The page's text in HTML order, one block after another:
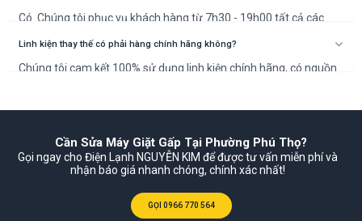
Có. Chúng tôi phục vụ khách hàng từ 7h30 - 19h00 tất cả các
đáp ứng nhu cầu cấp thiết của bạn.
Linh kiện thay thế có phải hàng chính hãng không?
Chúng tôi cam kết 100% sử dụng linh kiện chính hãng, có nguồn
Cần Sửa Máy Giặt Gấp Tại Phường Phú Thọ?
Gọi ngay cho Điện Lạnh NGUYỄN KIM để được tư vấn miễn phí và
nhận báo giá nhanh chóng, chính xác nhất!
GỌI 0966 770 564